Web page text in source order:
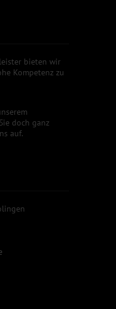
bieten wir
Kompetenz zu
doch ganz
auf.